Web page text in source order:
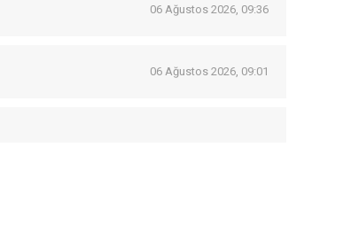
06 Ağustos 2026, 09:36
06 Ağustos 2026, 09:01